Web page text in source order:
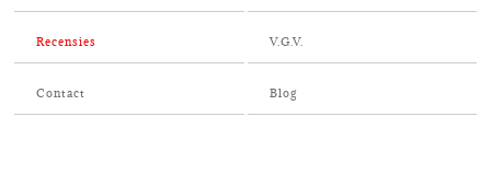
Recensies V.G.V.
Contact Blog